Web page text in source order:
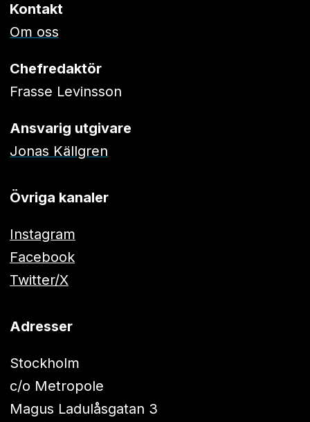
Kontakt
Om oss
Chefredaktör
Frasse Levinsson
Ansvarig utgivare
Jonas Källgren
Övriga kanaler
Instagram
Facebook
Twitter/X
Adresser
Stockholm
c/o Metropole
Magus Ladulåsgatan 3